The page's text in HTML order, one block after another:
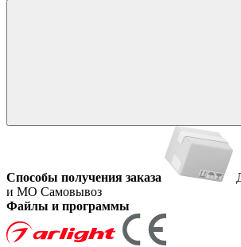
Способы получения заказа
и МО Самовывоз
Файлы и программы